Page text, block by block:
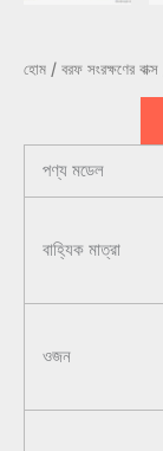
হোম / বরফ সংরক্ষণের বাক্স
পণ্য মডেল
বাহ্যিক মাত্রা
ওজন